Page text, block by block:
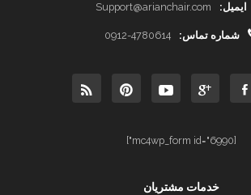
ایمیل: Support@arianchair.com
شماره تماس: 0912-4780614
[mc4wp_form id="6990"]
خدمات مشتریان